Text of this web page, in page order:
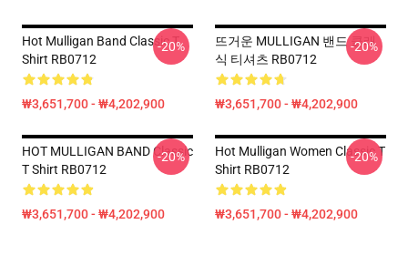
Hot Mulligan Band Classic T
Shirt RB0712
₩3,651,700 - ₩4,202,900
-20%
뜨거운 MULLIGAN 밴드 클래
식 티셔츠 RB0712
₩3,651,700 - ₩4,202,900
-20%
HOT MULLIGAN BAND Classic
T Shirt RB0712
₩3,651,700 - ₩4,202,900
-20%
Hot Mulligan Women Classic T
Shirt RB0712
₩3,651,700 - ₩4,202,900
-20%